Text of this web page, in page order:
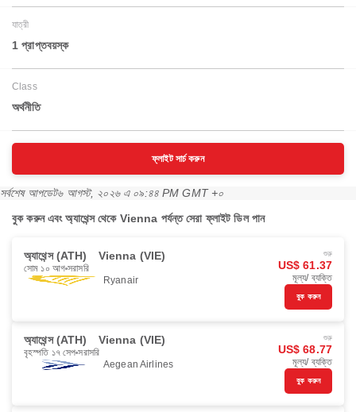
যাত্রী
1 প্রাপ্তবয়স্ক
Class
অর্থনীতি
ফ্লাইট সার্চ করুন
সর্বশেষ আপডেট৬ আগস্ট, ২০২৬ এ ০৯:৪৪ PM GMT +০
বুক করুন এবং অ্যাথেন্স থেকে Vienna পর্যন্ত সেরা ফ্লাইট ডিল পান
অ্যাথেন্স (ATH) Vienna (VIE)
সোম ১০ আগ সরাসরি
Ryanair
শুরু
US$ 61.37
মূল্য/ ব্যক্তি
বুক করুন
অ্যাথেন্স (ATH) Vienna (VIE)
বৃহস্পতি ১৭ সেপ সরাসরি
Aegean Airlines
শুরু
US$ 68.77
মূল্য/ ব্যক্তি
বুক করুন